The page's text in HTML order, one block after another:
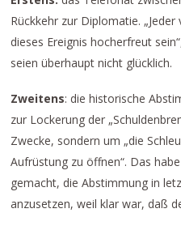
Rückkehr zur Diplomatie.
dieses Ereignis hocherfreut
seien überhaupt nicht glücklich.
Zweitens: die historische
zur Lockerung der
Zwecke, sondern um „die
Aufrüstung zu öffnen“. Das
gemacht, die Abstimmung in
anzusetzen, weil klar war, daß